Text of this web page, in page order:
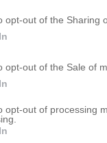
opt-out of the Sharing
opt-out of the Sale of
opt-out of processing
Jag är ju
sängen